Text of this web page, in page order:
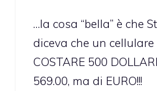
…la cosa “bella” è che
diceva che un cellulare
COSTARE 500
569.00, ma di EURO!!!